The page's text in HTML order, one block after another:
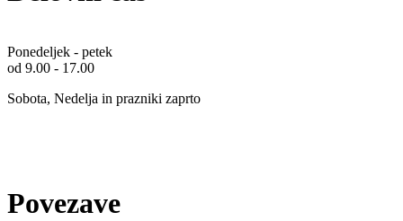
Ponedeljek - petek
od 9.00 - 17.00
Sobota, Nedelja in prazniki zaprto
Povezave